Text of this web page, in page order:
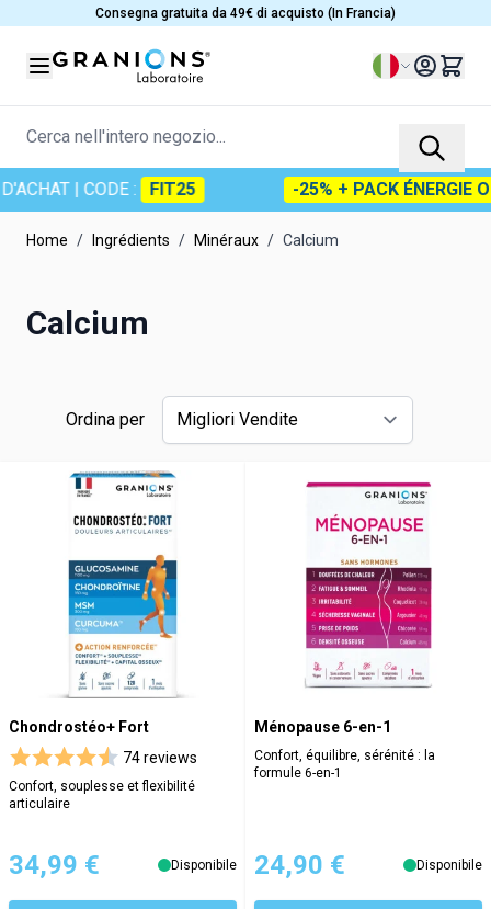
Salta al contenutoConsegna gratuita da 49€ di acquisto (In Francia)
Lingua
Cerca nell'intero negozio...
| CODE : FIT25 -25% + PACK ÉNERGIE
Home / Ingrédients / Minéraux / Calcium
Calcium
Ordina per
Chondrostéo+ Fort
74 reviews
Confort, souplesse et flexibilité
articulaire
34,99 € Disponibile
Ménopause 6-en-1
Confort, équilibre, sérénité : la
formule 6-en-1
24,90 € Disponibile